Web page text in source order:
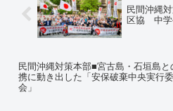
民間沖縄
区協 中学
民間沖縄対策本部■宮古島・石垣島と
携に動き出した「安保破棄中央実行
会」